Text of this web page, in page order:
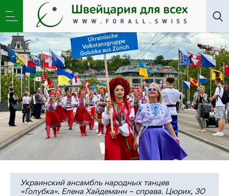
Искусство Новости,Общество»Украинская
«Голубка» приглашена на исторический луг Рютли
Украинский ансамбль народных танцев
«Голубка». Елена Хайдеманн – справа. Цюрих, 30